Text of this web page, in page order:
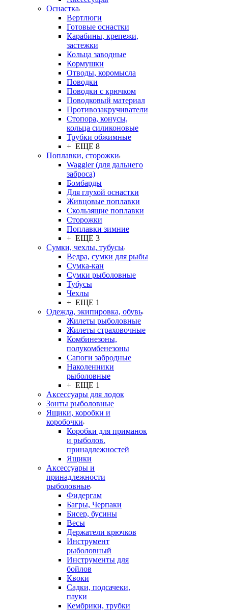
Оснастка
Вертлюги
Готовые оснастки
Карабины, крепежи,
застежки
Кольца заводные
Кормушки
Отводы, коромысла
Поводки
Поводки с крючком
Поводковый материал
Противозакручиватели
Стопора, конусы,
кольца силиконовые
Трубки обжимные
+ ЕЩЕ 8
Поплавки, сторожки
Waggler (для дальнего
заброса)
Бомбарды
Для глухой оснастки
Живцовые поплавки
Скользящие поплавки
Сторожки
Поплавки зимние
+ ЕЩЕ 3
Сумки, чехлы, тубусы
Ведра, сумки для рыбы
Сумка-кан
Сумки рыболовные
Тубусы
Чехлы
+ ЕЩЕ 1
Одежда, экипировка, обувь
Жилеты рыболовные
Жилеты страховочные
Комбинезоны,
полукомбенезоны
Сапоги забродные
Наколенники
рыболовные
+ ЕЩЕ 1
Аксессуары для лодок
Зонты рыболовные
Ящики, коробки и
коробочки
Коробки для приманок
и рыболов.
принадлежностей
Ящики
Аксессуары и
принадлежности
рыболовные
Фидергам
Багры, Черпаки
Бисер, бусины
Весы
Держатели крючков
Инструмент
рыболовный
Инструменты для
бойлов
Квоки
Садки, подсачеки,
пауки
Кембрики, трубки